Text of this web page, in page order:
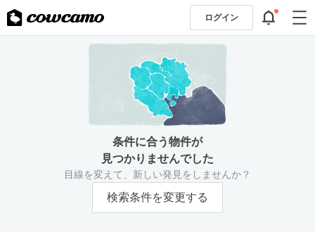
ログイン
条件に合う物件が
見つかりませんでした
目線を変えて、新しい発見をしませんか？
検索条件を変更する